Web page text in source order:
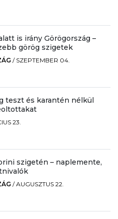
is irány Görögország –
görög szigetek
/ SZEPTEMBER 04.
teszt és karantén nélkül
23.
szigetén – naplemente,
/AUGUSZTUS 22.